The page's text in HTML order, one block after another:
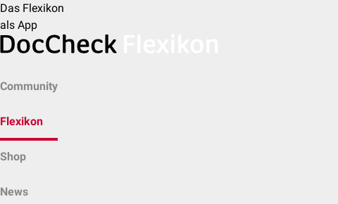
Das Flexikon
als App
Community
Flexikon
Shop
News